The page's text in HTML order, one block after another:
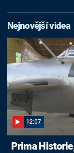
Nejnovější videa
12:07
Prima